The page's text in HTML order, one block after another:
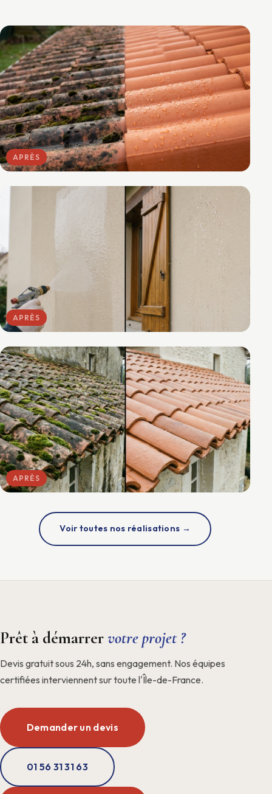
APRÈS
APRÈS
APRÈS
Voir toutes nos réalisations →
Prêt à démarrervotre projet ?
Devis gratuit sous 24h, sans engagement. Nos équipes
certifiées interviennent sur toute l'Île-de-France.
Demander un devis
01 56 31 31 63